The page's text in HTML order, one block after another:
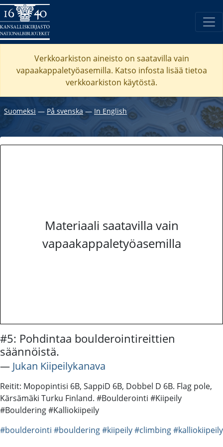
Verkkoarkiston aineisto on saatavilla vain
vapaakappaletyöasemilla. Katso infosta lisää tietoa
verkkoarkiston käytöstä.
Suomeksi ― På svenska― In English
Materiaali saatavilla vain
vapaakappaletyöasemilla
#5: Pohdintaa boulderointireittien
säännöistä.
― Jukan Kiipeilykanava
Reitit: Mopopintisi 6B, SappiD 6B, Dobbel D 6B. Flag pole,
Kärsämäki Turku Finland. #Boulderointi #Kiipeily
#Bouldering #Kalliokiipeily
#boulderointi #bouldering#kiipeily#climbing#kalliokiipeily